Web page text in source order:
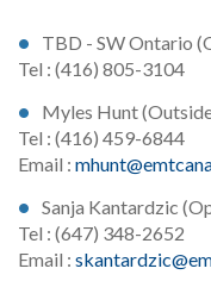
TBD - SW Ontario
Tel : (416) 805-3104
Myles Hunt
Tel : (416) 459-6844
Email :
Sanja Kantardzic
Tel : (647) 348-2652
Email :